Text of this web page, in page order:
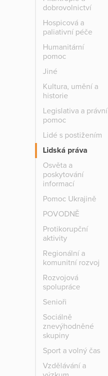
dobrovolnictví
Hospicová a
paliativní péče
Humanitární
pomoc
Jiné
Kultura, umění a
historie
Legislativa a právní
pomoc
Lidé s postižením
Lidská práva
Osvěta a
poskytování
informací
Pomoc Ukrajině
POVODNĚ
Protikorupční
aktivity
Regionální a
komunitní rozvoj
Rozvojová
spolupráce
Senioři
Sociálně
znevýhodněné
skupiny
Sport a volný čas
Vzdělávání a